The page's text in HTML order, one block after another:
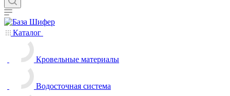
Каталог
Кровельные материалы
Водосточная система